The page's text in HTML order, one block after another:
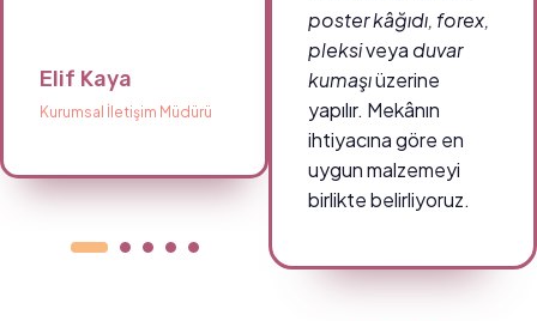
Elif Kaya
Kurumsal İletişim Müdürü
Ahmet Demir
Okul Müdürü
poster kâğıdı, forex,
pleksiveya duvar
kumaşıüzerine
yapılır. Mekânın
ihtiyacına göre en
uygun malzemeyi
birlikte belirliyoruz.